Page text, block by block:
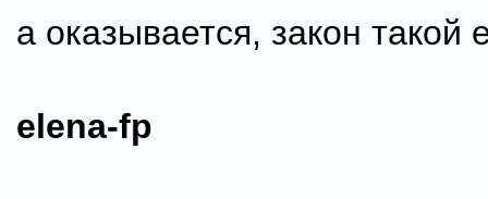
а оказывается, закон такой
elena-fp